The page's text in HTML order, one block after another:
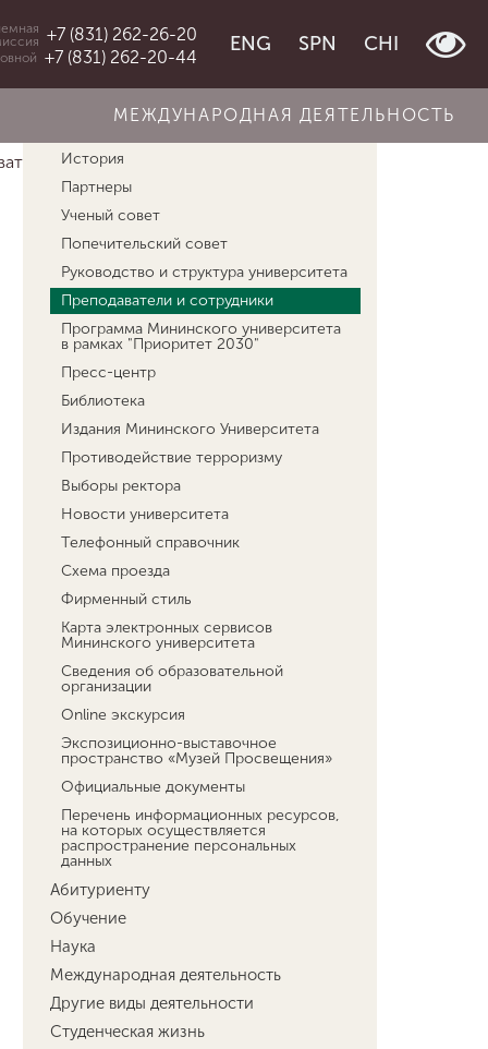
+7 (831) 262-26-20
+7 (831) 262-20-44
ENG SPN CHI
МЕЖДУНАРОДНАЯ ДЕЯТЕЛЬНОСТЬ
и сотрудники
Об университете
История
Партнеры
Ученый совет
Попечительский совет
Руководство и структура университета
Преподаватели и сотрудники
Программа Мининского университета
в рамках "Приоритет 2030"
Пресс-центр
Библиотека
Издания Мининского Университета
Противодействие терроризму
Выборы ректора
Новости университета
Телефонный справочник
Схема проезда
Фирменный стиль
Карта электронных сервисов
Мининского университета
Сведения об образовательной
организации
Online экскурсия
Экспозиционно-выставочное
пространство «Музей Просвещения»
Официальные документы
Перечень информационных ресурсов,
на которых осуществляется
распространение персональных
данных
Абитуриенту
Обучение
Наука
Международная деятельность
Другие виды деятельности
Студенческая жизнь